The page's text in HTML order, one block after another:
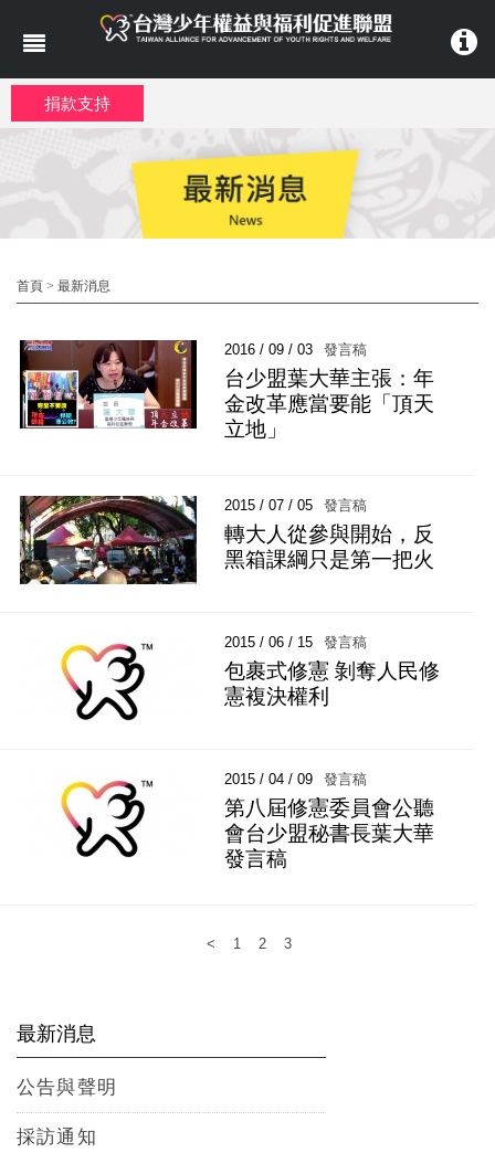
捐款支持
首頁 > 最新消息
2016 / 09 / 03 發言稿
台少盟葉大華主張：年
金改革應當要能「頂天
立地」
2015 / 07 / 05 發言稿
轉大人從參與開始，反
黑箱課綱只是第一把火
2015 / 06 / 15 發言稿
包裹式修憲 剝奪人民修
憲複決權利
2015 / 04 / 09 發言稿
第八屆修憲委員會公聽
會台少盟秘書長葉大華
發言稿
< 1 2 3
最新消息
公告與聲明
採訪通知